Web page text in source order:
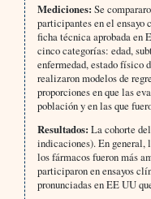
Mediciones: Se
participantes en el ensayo
ficha técnica aprobada en
cinco categorías: edad,
enfermedad, estado físico
realizaron modelos de
proporciones en que las
población y en las que
Resultados: La cohorte
indicaciones). En general,
los fármacos fueron más
participaron en ensayos
pronunciadas en EE UU